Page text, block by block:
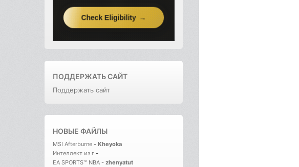
ПОДДЕРЖАТЬ САЙТ
Поддержать сайт
НОВЫЕ ФАЙЛЫ
MSI Afterburne - Kheyoka
Интеллект из г -
EA SPORTS™ NBA - zhenyatut